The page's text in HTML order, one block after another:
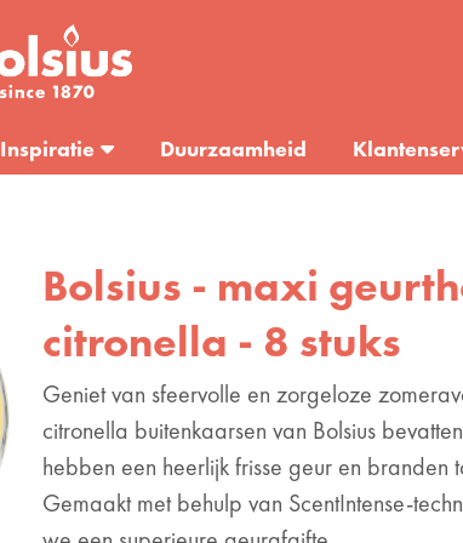
Inspiratie Duurzaamheid
Bolsius - maxi
citronella - 8 stuks
Geniet van sfeervolle en zorgeloze
citronella buitenkaarsen van Bolsius
hebben een heerlijk frisse geur en branden
Gemaakt met behulp van ScentIntense-